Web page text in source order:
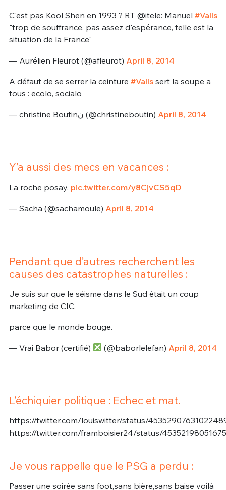
C'est pas Kool Shen en 1993 ? RT @itele: Manuel #Valls
"trop de souffrance, pas assez d'espérance, telle est la
situation de la France"
— Aurélien Fleurot (@afleurot) April 8, 2014
A défaut de se serrer la ceinture #Vallssert la soupe a
tous : ecolo, socialo
— christine Boutinن (@christineboutin) April 8, 2014
Y’a aussi des mecs en vacances :
La roche posay. pic.twitter.com/y8CjvCS5qD
— Sacha (@sachamoule) April 8, 2014
Pendant que d’autres recherchent les
causes des catastrophes naturelles :
Je suis sur que le séisme dans le Sud était un coup
marketing de CIC.
parce que le monde bouge.
— Vrai Babor (certifié) (@baborlelefan) April 8, 2014
L’échiquier politique : Echec et mat.
https://twitter.com/louiswitter/status/
https://twitter.com/framboisier24/status/
Je vous rappelle que le PSG a perdu :
Passer une soirée sans foot,sans bière,sans baise voilà